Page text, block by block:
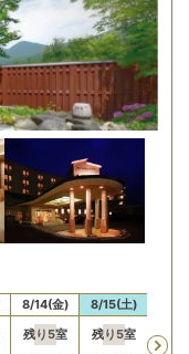
8/14(金)
残り 5室
8/15(土)
残り 5室
残り